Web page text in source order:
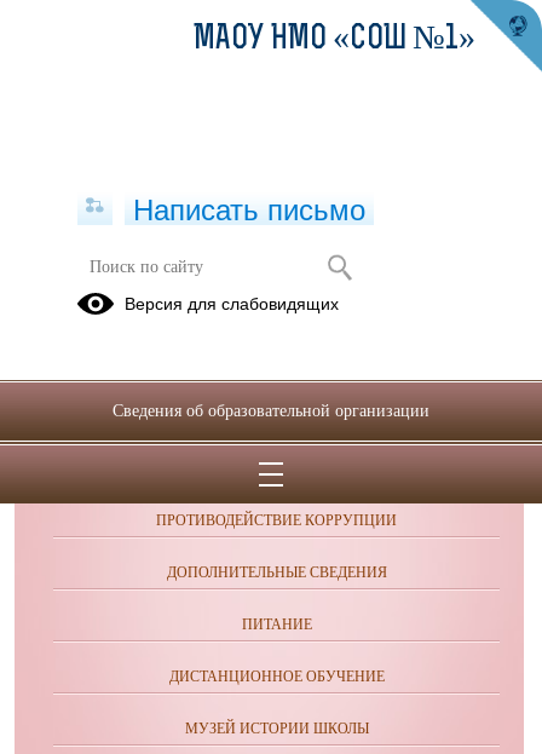
Фотоальбомы
ОБРАЩЕНИЯ ГРАЖДАН
ПРОТИВОДЕЙСТВИЕ КОРРУПЦИИ
ДОПОЛНИТЕЛЬНЫЕ СВЕДЕНИЯ
ПИТАНИЕ
ДИСТАНЦИОННОЕ ОБУЧЕНИЕ
МУЗЕЙ ИСТОРИИ ШКОЛЫ
МАОУ НМО «СОШ №1»
Написать письмо
Версия для слабовидящих
Сведения об образовательной организации